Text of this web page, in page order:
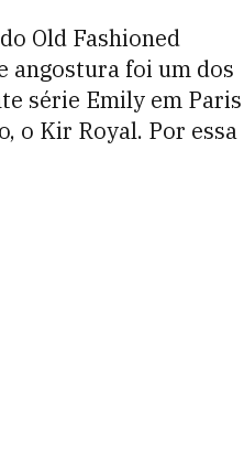
Old Fashioned
angostura foi um dos
série Emily em Paris
o Kir Royal. Por essa